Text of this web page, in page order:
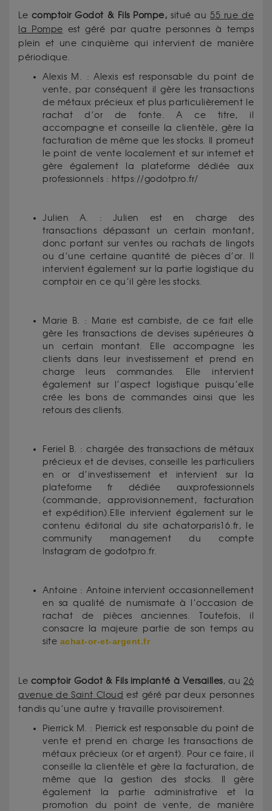
Le comptoir Godot & Fils Pompe,situé au55 rue de
la Pompe est géré par quatre personnes à temps
plein et une cinquième qui intervient de manière
périodique.
Alexis M. : Alexis est responsable du point de
vente, par conséquent il gère les transactions
de métaux précieux et plus particulièrement le
rachat d’or de fonte. A ce titre, il
accompagne et conseille la clientèle, gère la
facturation de même que les stocks. Il promeut
le point de vente localement et sur internet et
gère également la plateforme dédiée aux
professionnels : https://godotpro.fr/
Julien A. : Julien est en charge des
transactions dépassant un certain montant,
donc portant sur ventes ou rachats de lingots
ou d’une certaine quantité de pièces d’or. Il
intervient également sur la partie logistique du
comptoir en ce qu’il gère les stocks.
Marie B. : Marie est cambiste, de ce fait elle
gère les transactions de devises supérieures à
un certain montant. Elle accompagne les
clients dans leur investissement et prend en
charge leurs commandes. Elle intervient
également sur l’aspect logistique puisqu’elle
crée les bons de commandes ainsi que les
retours des clients.
Feriel B. : chargée des transactions de métaux
précieux et de devises, conseille les particuliers
en or d’investissement et intervient sur la
plateforme fr dédiée auxprofessionnels
(commande, approvisionnement, facturation
et expédition).Elle intervient également sur le
contenu éditorial du site achatorparis16.fr, le
community management du compte
Instagram de godotpro.fr.
Antoine : Antoine intervient occasionnellement
en sa qualité de numismate à l’occasion de
rachat de pièces anciennes. Toutefois, il
consacre la majeure partie de son temps au
site achat-or-et-argent.fr
Le comptoir Godot & Fils implanté à Versailles, au26
avenue de Saint Cloud est géré par deux personnes
tandis qu’une autre y travaille provisoirement.
Pierrick M. : Pierrick est responsable du point de
vente et prend en charge les transactions de
métaux précieux (or et argent). Pour ce faire, il
conseille la clientèle et gère la facturation, de
même que la gestion des stocks. Il gère
également la partie administrative et la
promotion du point de vente, de manière